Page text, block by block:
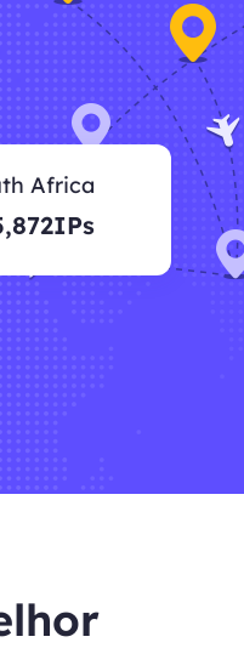
Africa